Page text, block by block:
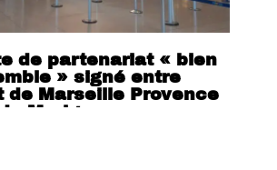
de partenariat « bien
» signé entre
de Marseille Provence
Marigane